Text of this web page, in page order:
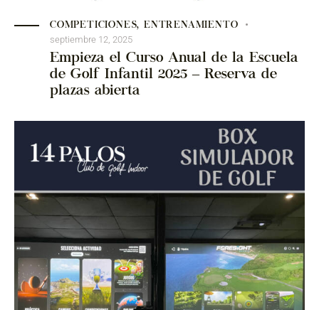
COMPETICIONES,ENTRENAMIENTO
septiembre 12, 2025
Empieza el Curso Anual de la Escuela
de Golf Infantil 2025 – Reserva de
plazas abierta